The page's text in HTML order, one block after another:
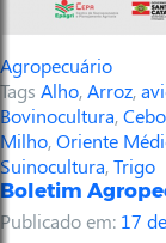
Agropecuário
Tags Alho,Arroz,
Bovinocultura,
Milho,Oriente
Suinocultura,Trigo
Boletim
Publicado em: 17